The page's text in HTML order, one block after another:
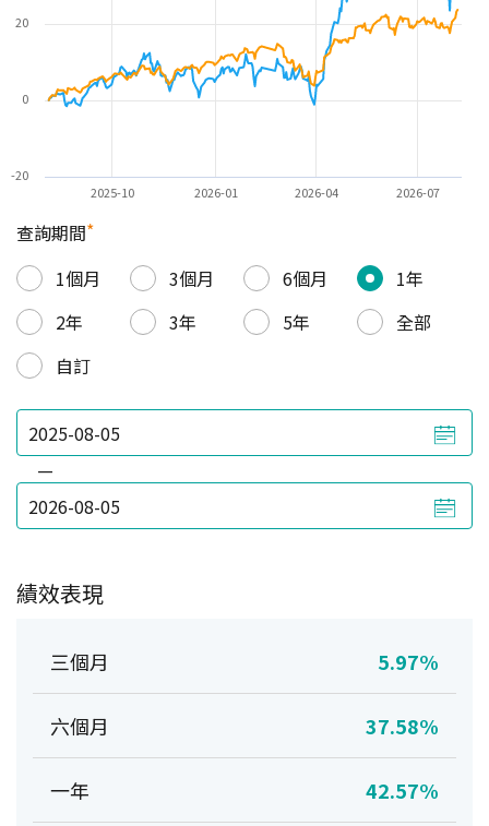
2025-10 2026-01 2026-04 2026-07
-20
0
20
查詢期間*
1個月
3個月 6個月
1年
2年
3年 5年
全部
自訂
—
績效表現
三個月 5.97%
六個月 37.58%
一年 42.57%